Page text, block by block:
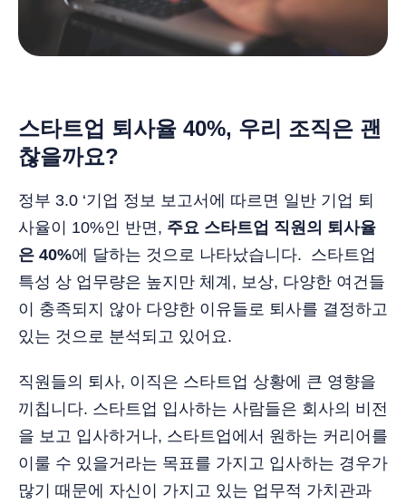
스타트업 퇴사율 40%, 우리 조직은 괜
찮을까요?
정부 3.0 ‘기업 정보 보고서에 따르면 일반 기업 퇴
사율이 10%인 반면, 주요 스타트업 직원의 퇴사율
은 40%에 달하는 것으로 나타났습니다. 스타트업
특성 상 업무량은 높지만 체계, 보상, 다양한 여건들
이 충족되지 않아 다양한 이유들로 퇴사를 결정하고
있는 것으로 분석되고 있어요.
직원들의 퇴사, 이직은 스타트업 상황에 큰 영향을
끼칩니다. 스타트업 입사하는 사람들은 회사의 비전
을 보고 입사하거나, 스타트업에서 원하는 커리어를
이룰 수 있을거라는 목표를 가지고 입사하는 경우가
많기 때문에 자신이 가지고 있는 업무적 가치관과